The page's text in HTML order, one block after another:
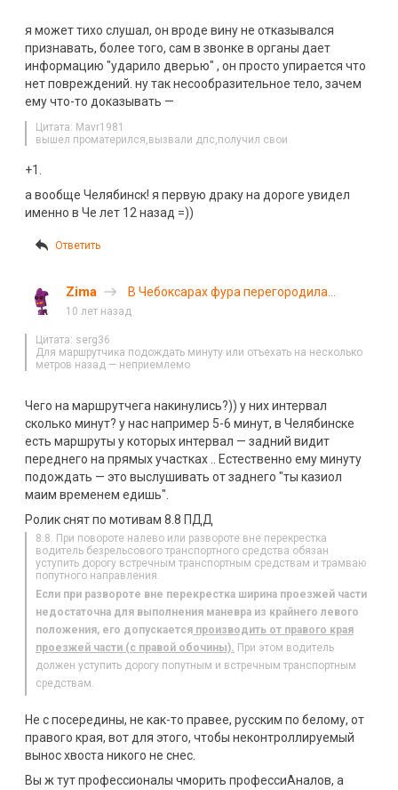
я может тихо слушал, он вроде вину не отказывался
признавать, более того, сам в звонке в органы дает
информацию "ударило дверью" , он просто упирается что
нет повреждений. ну так несообразительное тело, зачем
ему что-то доказывать —
Цитата: Mavr1981
вышел проматерился,вызвали дпс,получил свои
+1.
а вообще Челябинск! я первую драку на дороге увидел
именно в Че лет 12 назад =))
Ответить
Zima
В Чебоксарах фура перегородила
дорогу. Видео
10 лет назад
Цитата: serg36
Для маршрутчика подождать минуту или отъехать на несколько
метров назад — неприемлемо
Чего на маршрутчега накинулись?)) у них интервал
сколько минут? у нас например 5-6 минут, в Челябинске
есть маршруты у которых интервал — задний видит
переднего на прямых участках .. Естественно ему минуту
подождать — это выслушивать от заднего "ты казиол
маим временем едишь".
Ролик снят по мотивам 8.8 ПДД
8.8. При повороте налево или развороте вне перекрестка
водитель безрельсового транспортного средства обязан
уступить дорогу встречным транспортным средствам и трамваю
попутного направления.
Если при развороте вне перекрестка ширина проезжей части
недостаточна для выполнения маневра из крайнего левого
положения, его допускается производить от правого края
проезжей части (с правой обочины). При этом водитель
должен уступить дорогу попутным и встречным транспортным
средствам.
Не с посередины, не как-то правее, русским по белому, от
правого края, вот для этого, чтобы неконтроллируемый
вынос хвоста никого не снес.
Вы ж тут профессионалы чморить профессиАналов, а